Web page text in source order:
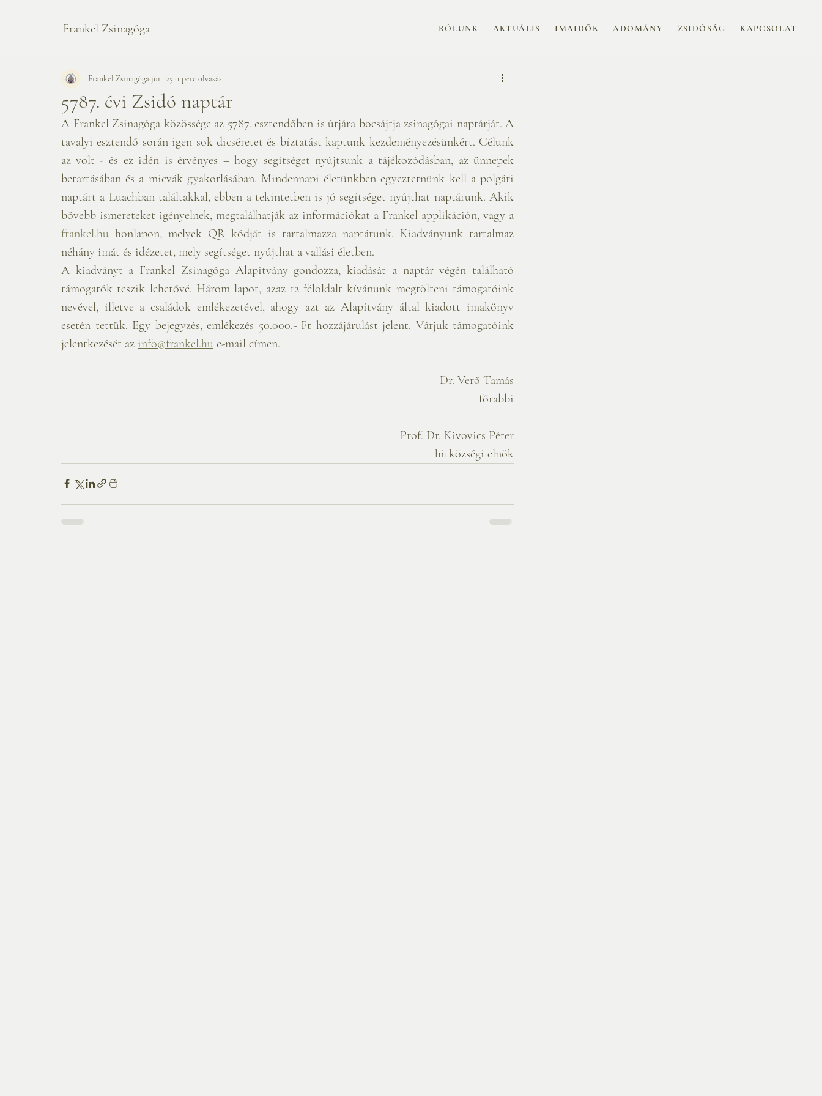
Frankel Zsinagóga RÓLUNK AKTUÁLIS IMAIDŐK ADOMÁNY ZSIDÓSÁG KAPCSOLAT
5787. évi Zsidó naptár
Frankel Zsinagógajún. 25. 1 perc olvasás
A Frankel Zsinagóga közössége az 5787. esztendőben is útjára bocsájtja zsinagógai naptárját. A
tavalyi esztendő során igen sok dicséretet és bíztatást kaptunk kezdeményezésünkért. Célunk
az volt - és ez idén is érvényes – hogy segítséget nyújtsunk a tájékozódásban, az ünnepek
betartásában és a micvák gyakorlásában. Mindennapi életünkben egyeztetnünk kell a polgári
naptárt a Luachban találtakkal, ebben a tekintetben is jó segítséget nyújthat naptárunk. Akik
frankel.hu honlapon, melyek QR kódját is tartalmazza naptárunk. Kiadványunk tartalmaz
néhány imát és idézetet, mely segítséget nyújthat a vallási életben.
A kiadványt a Frankel Zsinagóga Alapítvány gondozza, kiadását a naptár végén található
támogatók teszik lehetővé. Három lapot, azaz 12 féloldalt kívánunk megtölteni támogatóink
nevével, illetve a családok emlékezetével, ahogy azt az Alapítvány által kiadott imakönyv
esetén tettük. Egy bejegyzés, emlékezés 50.000.- Ft hozzájárulást jelent. Várjuk támogatóink
jelentkezését az info@frankel.hu e-mail címen.
Dr. Verő Tamás
főrabbi
Prof. Dr. Kivovics Péter
hitközségi elnök